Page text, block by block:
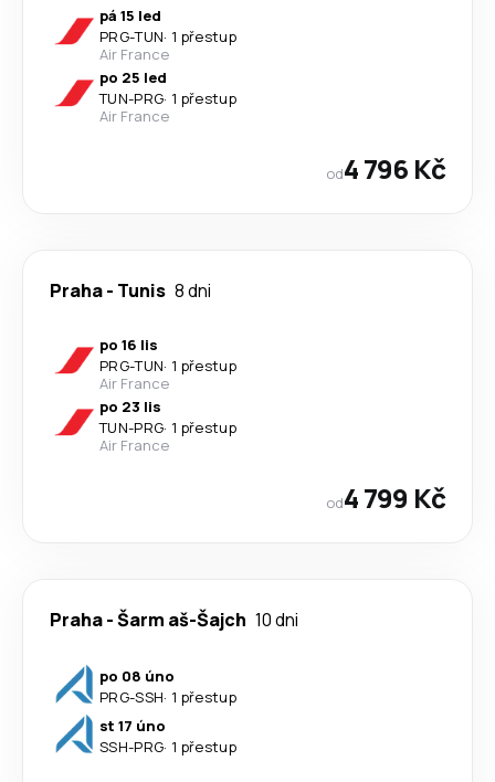
pá 15 led
PRG-TUN· 1 přestup
Air France
po 25 led
TUN-PRG· 1 přestup
Air France
od4 796 Kč
Praha- Tunis 8 dni
po 16 lis
PRG-TUN· 1 přestup
Air France
po 23 lis
TUN-PRG· 1 přestup
Air France
od4 799 Kč
Praha-Šarm aš-Šajch 10 dni
po 08 úno
PRG-SSH· 1 přestup
st 17 úno
SSH-PRG· 1 přestup